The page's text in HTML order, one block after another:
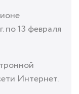
по 13 февраля
Интернет.